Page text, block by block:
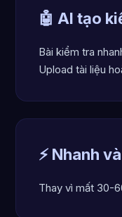
🤖 AI tạo
Bài kiểm tra
Upload tài liệu
⚡ Nhanh
Thay vì mất 30-